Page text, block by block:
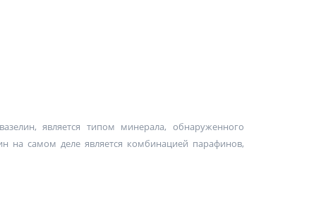
является типом минерала, обнаруженного
на самом деле является комбинацией парафинов,